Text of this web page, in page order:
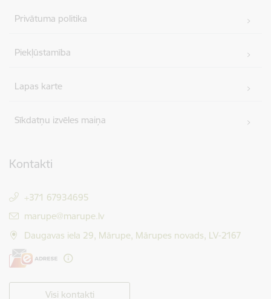
Privātuma politika
Piekļūstamība
Lapas karte
Sīkdatņu izvēles maiņa
Kontakti
+371 67934695
E-pasts:
marupe@marupe.lv
Daugavas iela 29, Mārupe, Mārupes novads, LV-2167
Visi kontakti